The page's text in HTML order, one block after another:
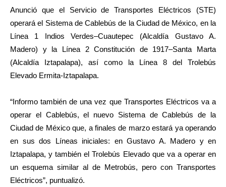
Anunció que el Servicio de Transportes Eléctricos (STE)
operará el Sistema de Cablebús de la Ciudad de México, en la
Línea 1 Indios Verdes–Cuautepec (Alcaldía Gustavo A.
Madero) y la Línea 2 Constitución de 1917–Santa Marta
(Alcaldía Iztapalapa), así como la Línea 8 del Trolebús
Elevado Ermita-Iztapalapa.
“Informo también de una vez que Transportes Eléctricos va a
operar el Cablebús, el nuevo Sistema de Cablebús de la
Ciudad de México que, a finales de marzo estará ya operando
en sus dos Líneas iniciales: en Gustavo A. Madero y en
Iztapalapa, y también el Trolebús Elevado que va a operar en
un esquema similar al de Metrobús, pero con Transportes
Eléctricos”, puntualizó.